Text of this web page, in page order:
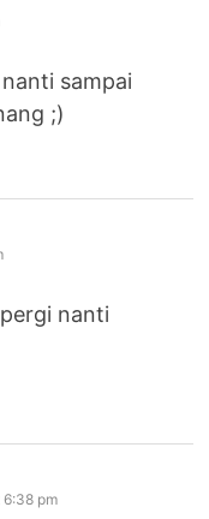
sampai
;)
nanti
pm